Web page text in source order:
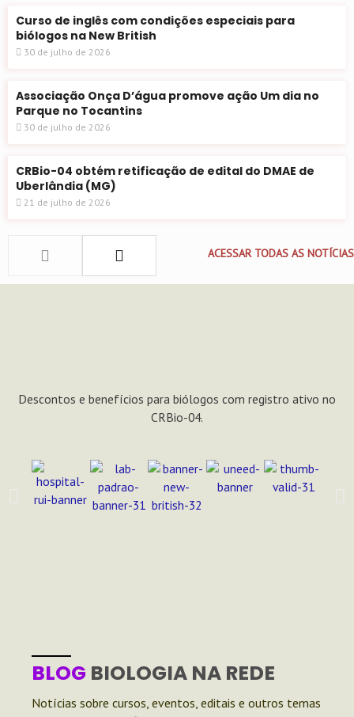
Curso de inglês com condições especiais para
biólogos na New British
30 de julho de 2026
Associação Onça D’água promove ação Um dia no
Parque no Tocantins
30 de julho de 2026
CRBio-04 obtém retificação de edital do DMAE de
Uberlândia (MG)
21 de julho de 2026
ACESSAR TODAS AS NOTÍCIAS
Descontos e benefícios para biólogos com registro ativo no
CRBio-04.
BLOG BIOLOGIA NA REDE
Notícias sobre cursos, eventos, editais e outros temas